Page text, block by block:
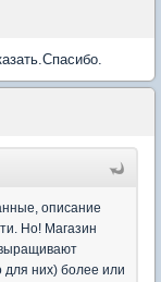
описание
Но! Магазин
для них) более или